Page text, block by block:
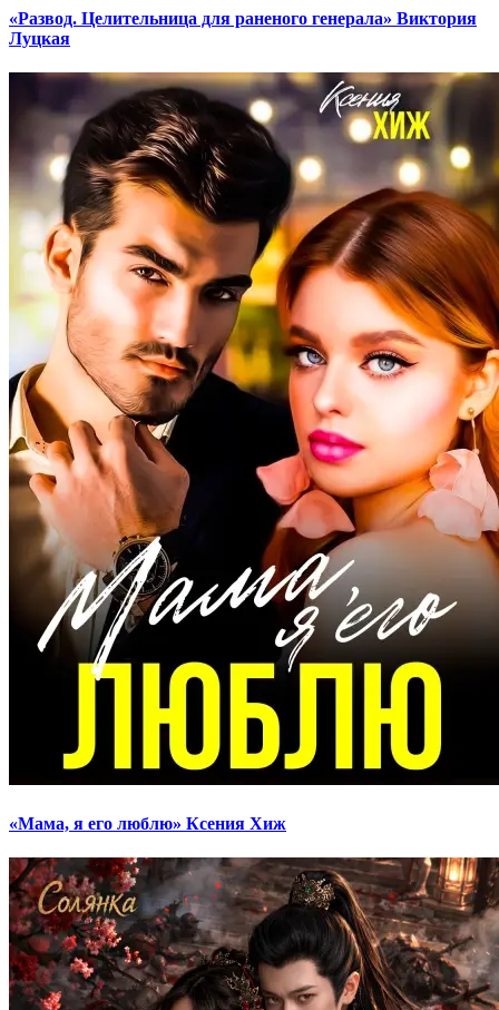
«Развод. Целительница для раненого генерала» Виктория
Луцкая
«Мама, я его люблю» Ксения Хиж